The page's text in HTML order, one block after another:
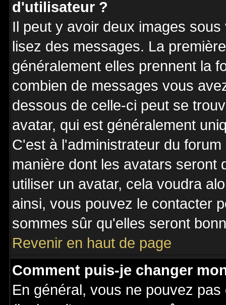
d'utilisateur ?
Il peut y avoir deux images
lisez des messages. La
généralement elles prennent la
combien de messages vous
dessous de celle-ci peut se
avatar, qui est généralement
C'est à l'administrateur du
manière dont les avatars seront
utiliser un avatar, cela voudra
ainsi, vous pouvez le contacter
sommes sûr qu'elles seront
Revenir en haut de page
Comment puis-je changer
En général, vous ne pouvez